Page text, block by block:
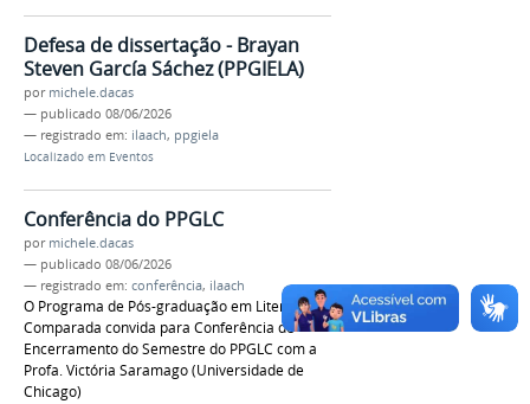
Defesa de dissertação - Brayan
Steven García Sáchez (PPGIELA)
por michele.dacas
— publicado 08/06/2026
— registrado em: ilaach, ppgiela
Localizado em Eventos
Conferência do PPGLC
por michele.dacas
— publicado 08/06/2026
— registrado em: conferência, ilaach
O Programa de Pós-graduação em Literatura
Comparada convida para Conferência de
Encerramento do Semestre do PPGLC com a
Profa. Victória Saramago (Universidade de
Chicago)